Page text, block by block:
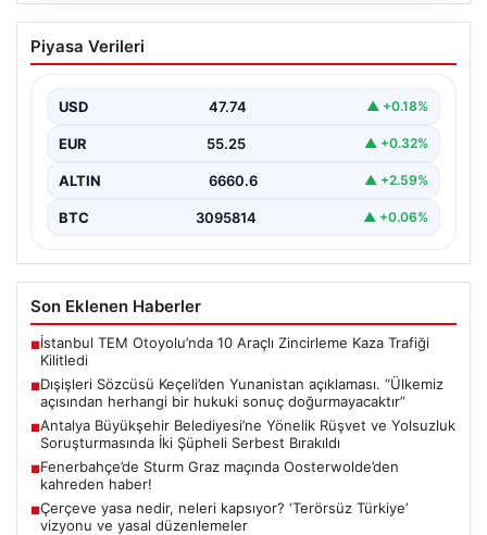
Dışişleri Sözcüsü Keçeli’den
Yunanistan açıklaması. “Ülkemiz
doğurmayacaktır”
Piyasa Verileri
USD 47.74 ▲ +0.18%
EUR 55.25 ▲ +0.32%
ALTIN 6660.6 ▲ +2.59%
BTC 3095814 ▲ +0.06%
Son Eklenen Haberler
■İstanbul TEM Otoyolu’nda 10 Araçlı Zincirleme Kaza Trafiği
Kilitledi
■Dışişleri Sözcüsü Keçeli’den Yunanistan açıklaması. “Ülkemiz
açısından herhangi bir hukuki sonuç doğurmayacaktır”
■Antalya Büyükşehir Belediyesi’ne Yönelik Rüşvet ve Yolsuzluk
Soruşturmasında İki Şüpheli Serbest Bırakıldı
■Fenerbahçe’de Sturm Graz maçında Oosterwolde’den
kahreden haber!
■Çerçeve yasa nedir, neleri kapsıyor? ‘Terörsüz Türkiye’
vizyonu ve yasal düzenlemeler